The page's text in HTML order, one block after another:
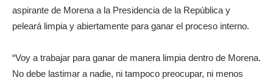
aspirante de Morena a la Presidencia de la República y
peleará limpia y abiertamente para ganar el proceso interno.
“Voy a trabajar para ganar de manera limpia dentro de Morena.
No debe lastimar a nadie, ni tampoco preocupar, ni menos